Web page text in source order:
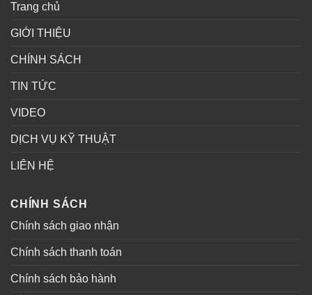
Trang chủ
GIỚI THIỆU
CHÍNH SÁCH
TIN TỨC
VIDEO
DỊCH VỤ KỸ THUẬT
LIÊN HỆ
CHÍNH SÁCH
Chính sách giao nhận
Chính sách thanh toán
Chính sách bảo hành